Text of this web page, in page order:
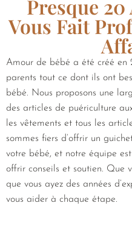
Presque 20
Vous Fait
Amour de bébé a été créé
parents tout ce dont ils ont
bébé. Nous proposons une
des articles de puériculture
les vêtements et tous les
sommes fiers d’offrir un
votre bébé, et notre équipe
offrir conseils et soutien. Que
que vous ayez des années
vous aider à chaque étape.